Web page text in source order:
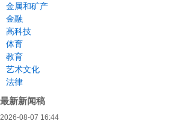
金属和矿产
金融
高科技
体育
教育
艺术文化
法律
最新新闻稿
2026-08-07 16:44